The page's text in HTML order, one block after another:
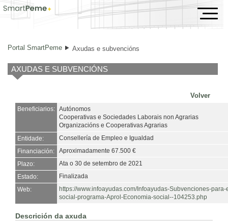
Axudas e subvencións
Portal SmartPeme Axudas e subvencións
AXUDAS E SUBVENCIÓNS
Volver
Beneficiarios: Autónomos
Cooperativas e Sociedades Laborais non Agrarias
Organizacións e Cooperativas Agrarias
Entidade:
Consellería de Empleo e Igualdad
Financiación:
Aproximadamente 67.500 €
Plazo:
Ata o 30 de setembro de 2021
Estado:
Finalizada
Web:
https://www.infoayudas.com/Infoayudas-Subvenciones-
social-programa-Aprol-Economia-social--104253.php
Descrición da axuda